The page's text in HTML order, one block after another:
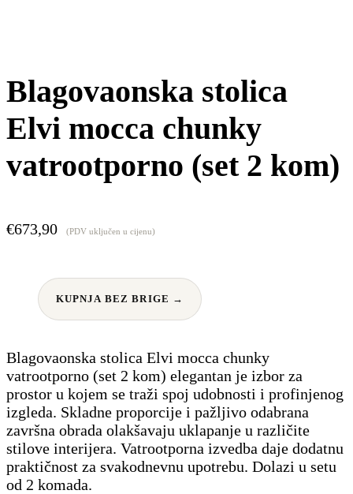
Blagovaonska stolica
Elvi mocca chunky
vatrootporno (set 2 kom)
€673,90 (PDV uključen u cijenu)
KUPNJA BEZ BRIGE →
Blagovaonska stolica Elvi mocca chunky
vatrootporno (set 2 kom) elegantan je izbor za
prostor u kojem se traži spoj udobnosti i profinjenog
izgleda. Skladne proporcije i pažljivo odabrana
završna obrada olakšavaju uklapanje u različite
stilove interijera. Vatrootporna izvedba daje dodatnu
praktičnost za svakodnevnu upotrebu. Dolazi u setu
od 2 komada.